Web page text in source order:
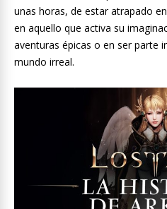
unas horas, de estar atrapado
en aquello que activa su
aventuras épicas o en ser parte
mundo irreal.